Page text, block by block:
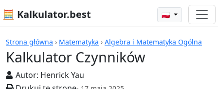
🧮 Kalkulator.best 🇵🇱
Strona główna › Matematyka › Algebra i Matematyka Ogólna
Kalkulator Czynników
Autor: Henrick Yau
Kalkulatory